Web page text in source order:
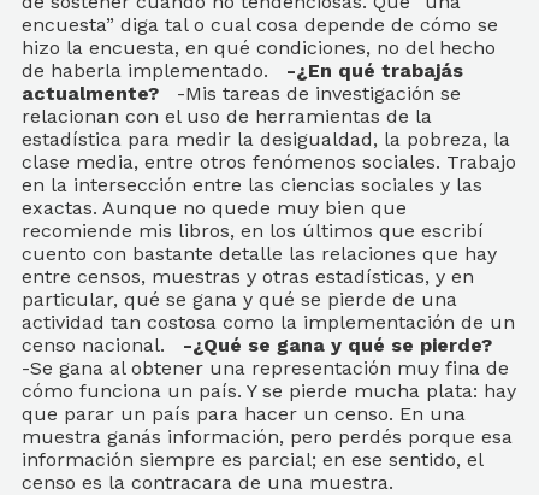
encuesta” diga tal o cual cosa depende de cómo se
hizo la encuesta, en qué condiciones, no del hecho
de haberla implementado. -¿En qué trabajás
actualmente? -Mis tareas de investigación se
relacionan con el uso de herramientas de la
estadística para medir la desigualdad, la pobreza, la
clase media, entre otros fenómenos sociales. Trabajo
en la intersección entre las ciencias sociales y las
exactas. Aunque no quede muy bien que
recomiende mis libros, en los últimos que escribí
cuento con bastante detalle las relaciones que hay
entre censos, muestras y otras estadísticas, y en
particular, qué se gana y qué se pierde de una
actividad tan costosa como la implementación de un
censo nacional. -¿Qué se gana y qué se pierde?
-Se gana al obtener una representación muy fina de
cómo funciona un país. Y se pierde mucha plata: hay
que parar un país para hacer un censo. En una
muestra ganás información, pero perdés porque esa
información siempre es parcial; en ese sentido, el
censo es la contracara de una muestra.